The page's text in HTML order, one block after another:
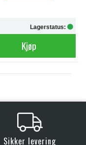
Lagerstatus:
Kjøp
Sikker levering